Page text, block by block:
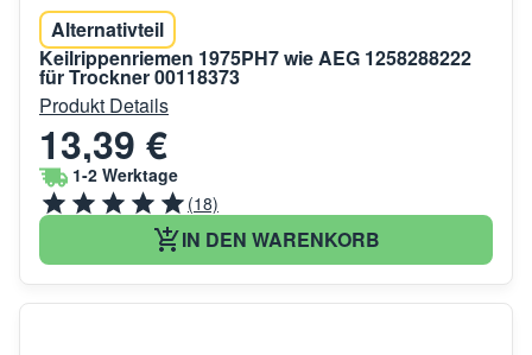
Alternativteil
Keilrippenriemen 1975PH7 wie AEG 1258288222
für Trockner 00118373
Produkt Details
13,39 €
1-2 Werktage
(18)
IN DEN WARENKORB